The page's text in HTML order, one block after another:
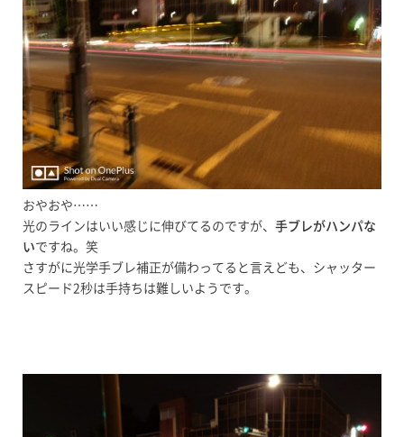
おやおや……
光のラインはいい感じに伸びてるのですが、 手ブレがハンパな
いですね。笑
さすがに光学手ブレ補正が備わってると言えども、シャッター
スピード2秒は手持ちは難しいようです。